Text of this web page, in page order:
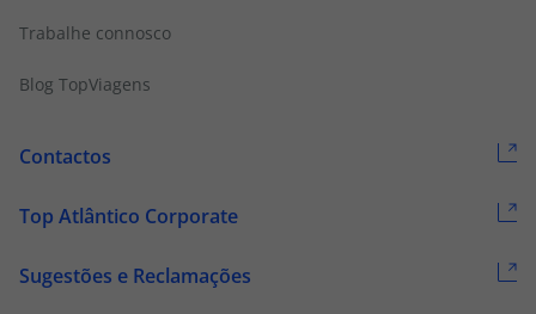
Trabalhe connosco
Blog TopViagens
Contactos
Top Atlântico Corporate
Sugestões e Reclamações